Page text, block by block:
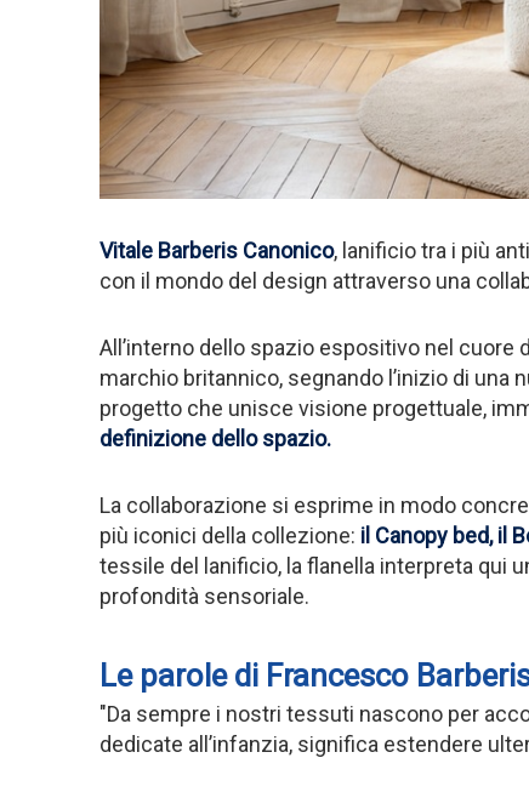
Vitale Barberis Canonico, lanificio tra i più
con il mondo del design attraverso una
All’interno dello spazio espositivo nel cuore
marchio britannico, segnando l’inizio di una
progetto che unisce visione progettuale,
definizione dello spazio.
La collaborazione si esprime in modo
più iconici della collezione: il Canopy bed, il
tessile del lanificio, la flanella interpreta qui
profondità sensoriale.
Le parole di Francesco
"Da sempre i nostri tessuti nascono per
dedicate all’infanzia, significa estendere